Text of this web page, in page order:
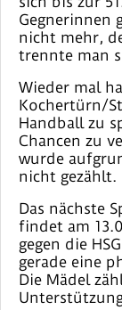
Gegnerinnen
nicht mehr,
trennte man
Wieder mal
Kochertürn/
Handball zu
Chancen zu
wurde
nicht gezählt.
Das nächste
findet am
gegen die
gerade eine
Die Mädel